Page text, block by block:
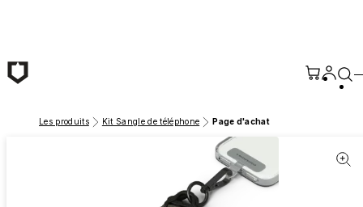
Les produits Kit Sangle de téléphone Page d'achat